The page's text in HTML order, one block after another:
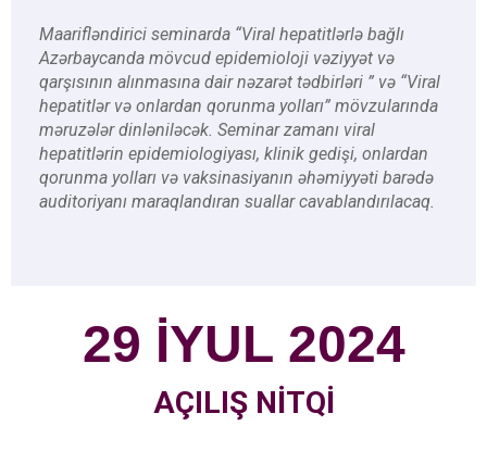
Maarifləndirici seminarda “Viral hepatitlərlə bağlı
Azərbaycanda mövcud epidemioloji vəziyyət və
qarşısının alınmasına dair nəzarət tədbirləri ” və “Viral
hepatitlər və onlardan qorunma yolları” mövzularında
məruzələr dinləniləcək. Seminar zamanı viral
hepatitlərin epidemiologiyası, klinik gedişi, onlardan
qorunma yolları və vaksinasiyanın əhəmiyyəti barədə
auditoriyanı maraqlandıran suallar cavablandırılacaq.
29 İYUL 2024
AÇILIŞ NİTQİ